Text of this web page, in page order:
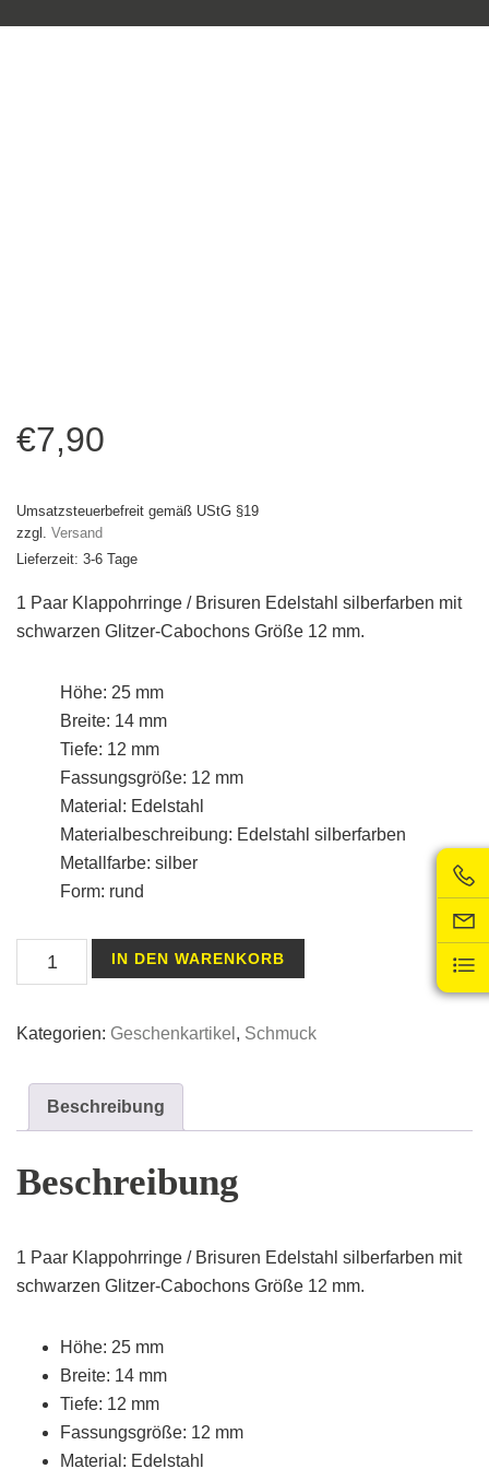
€7,90
Umsatzsteuerbefreit gemäß UStG §19
zzgl. Versand
Lieferzeit: 3-6 Tage
1 Paar Klappohrringe / Brisuren Edelstahl silberfarben mit
schwarzen Glitzer-Cabochons Größe 12 mm.
Höhe: 25 mm
Breite: 14 mm
Tiefe: 12 mm
Fassungsgröße: 12 mm
Material: Edelstahl
Materialbeschreibung: Edelstahl silberfarben
Metallfarbe: silber
Form: rund
Klappohrringe
/
aus
Glitzer-
IN DEN WARENKORB
Kategorien: Geschenkartikel , Schmuck
Beschreibung
Beschreibung
1 Paar Klappohrringe / Brisuren Edelstahl silberfarben mit
schwarzen Glitzer-Cabochons Größe 12 mm.
Höhe: 25 mm
Breite: 14 mm
Tiefe: 12 mm
Fassungsgröße: 12 mm
Material: Edelstahl